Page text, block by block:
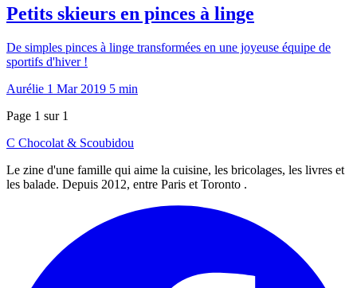
Petits skieurs en pinces à linge
De simples pinces à linge transformées en une joyeuse équipe de
sportifs d'hiver !
Aurélie 1 Mar 2019 5 min
Page 1 sur 1
C Chocolat & Scoubidou
Le zine d'une famille qui aime la cuisine, les bricolages, les livres et
les balade. Depuis 2012, entre Paris et Toronto .